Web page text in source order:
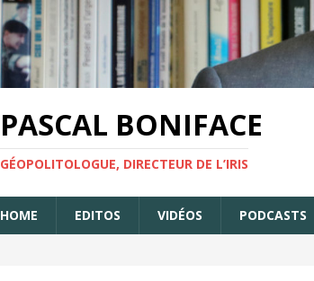
PASCAL BONIFACE
GÉOPOLITOLOGUE, DIRECTEUR DE L’IRIS
HOME EDITOS VIDÉOS PODCASTS